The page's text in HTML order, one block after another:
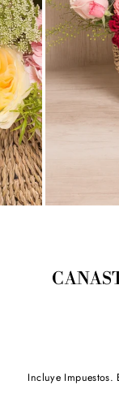
Incluye Impuestos.